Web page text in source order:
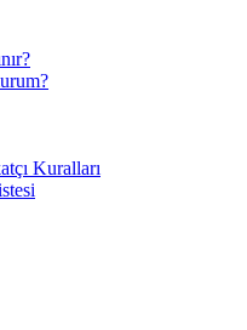
Kuralları